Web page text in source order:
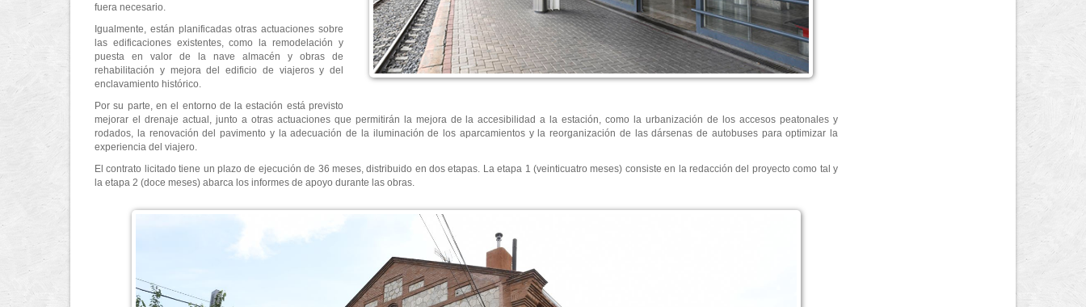
fuera necesario.
Igualmente, están planificadas otras actuaciones sobre
las edificaciones existentes, como la remodelación y
puesta en valor de la nave almacén y obras de
rehabilitación y mejora del edificio de viajeros y del
enclavamiento histórico.
Por su parte, en el entorno de la estación está previsto
mejorar el drenaje actual, junto a otras actuaciones que permitirán la mejora de la accesibilidad a la estación, como la urbanización de los accesos peatonales y
rodados, la renovación del pavimento y la adecuación de la iluminación de los aparcamientos y la reorganización de las dársenas de autobuses para optimizar la
experiencia del viajero.
El contrato licitado tiene un plazo de ejecución de 36 meses, distribuido en dos etapas. La etapa 1 (veinticuatro meses) consiste en la redacción del proyecto como tal y
la etapa 2 (doce meses) abarca los informes de apoyo durante las obras.